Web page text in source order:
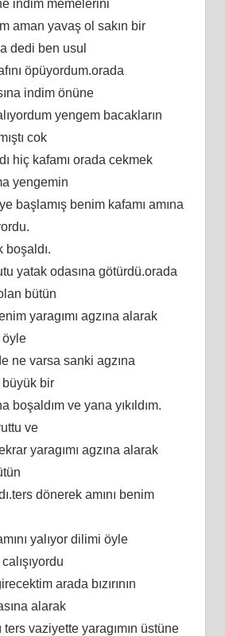
indim memelerini
aman yavaş ol sakın bir
dedi ben usul
öpüyordum.orada
indim önüne
yengem bacakların
cok
hiç kafamı orada cekmek
yengemin
başlamış benim kafamı amına
boşaldı.
yatak odasına götürdü.orada
bütün
yaragımı agzına alarak
öyle
ne varsa sanki agzına
bir
boşaldım ve yana yıkıldım.
ve
yaragımı agzına alarak
dönerek amını benim
yalıyor dilimi öyle
arada bızırının
alarak
vaziyette yaragımın üstüne